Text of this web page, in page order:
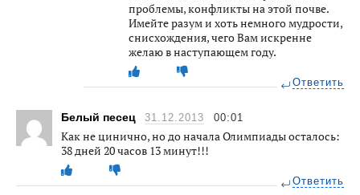
проблемы, конфликты на этой почве.
Имейте разум и хоть немного мудрости,
снисхождения, чего Вам искренне
желаю в наступающем году.
Ответить
Белый песец 31.12.2013 00:01
Как не цинично, но до начала Олимпиады осталось:
38 дней 20 часов 13 минут!!!
Ответить